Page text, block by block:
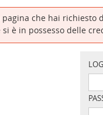
L'INDUSTRIA E IL
PISTOIA E PRATO
SEDI E CONTATTI
ABOUT US
pagina che hai richiesto
si è in possesso delle